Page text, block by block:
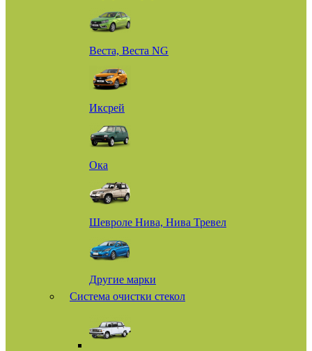
Веста, Веста NG
Иксрей
Ока
Шевроле Нива, Нива Тревел
Другие марки
Система очистки стекол